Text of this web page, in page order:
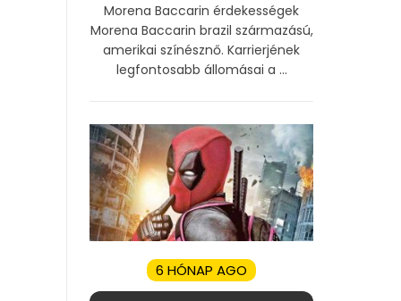
Morena Baccarin érdekességek
Morena Baccarin brazil származású,
amerikai színésznő. Karrierjének
legfontosabb állomásai a ...
6 HÓNAP AGO